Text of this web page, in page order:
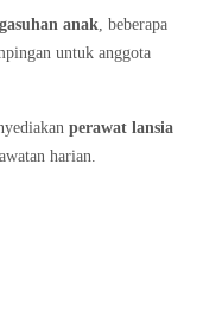
anak , beberapa
untuk anggota
perawat lansia
harian.